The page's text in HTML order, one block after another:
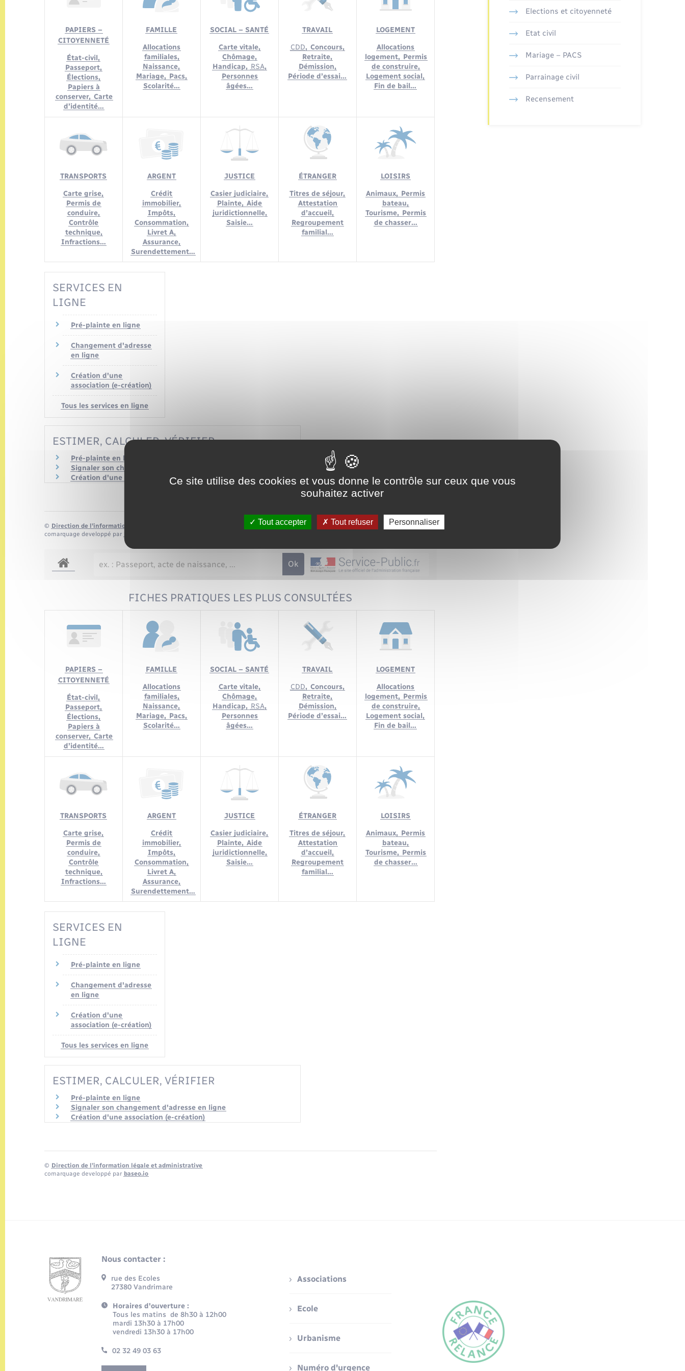
PAPIERS –
CITOYENNETÉ
État-civil,
Passeport,
Élections,
Papiers à
conserver, Carte
d’identité…
FAMILLE
Allocations
familiales,
Naissance,
Mariage, Pacs,
Scolarité…
SOCIAL – SANTÉ
Carte vitale,
Chômage,
Handicap, RSA,
Personnes
âgées…
TRAVAIL
CDD, Concours,
Retraite,
Démission,
Période d’essai…
LOGEMENT
Allocations
logement, Permis
de construire,
Logement social,
Fin de bail…
TRANSPORTS
Carte grise,
Permis de
conduire,
Contrôle
technique,
Infractions…
ARGENT
Crédit
immobilier,
Impôts,
Consommation,
Livret A,
Assurance,
Surendettement…
JUSTICE
Casier judiciaire,
Plainte, Aide
juridictionnelle,
Saisie…
ÉTRANGER
Titres de séjour,
Attestation
d’accueil,
Regroupement
familial…
LOISIRS
Animaux, Permis
bateau,
Tourisme, Permis
de chasser…
SERVICES EN
LIGNE
Pré-plainte en ligne
Changement d'adresse
en ligne
Création d'une
association (e-création)
Tous les services en ligne
ESTIMER, CALCULER, VÉRIFIER
Pré-plainte en ligne
Signaler son changement d'adresse en ligne
Création d'une association (e-création)
© Direction de l’information légale et administrative
comarquage developpé par
FICHES PRATIQUES LES PLUS CONSULTÉES
PAPIERS –
CITOYENNETÉ
État-civil,
Passeport,
Élections,
Papiers à
conserver, Carte
d’identité…
FAMILLE
Allocations
familiales,
Naissance,
Mariage, Pacs,
Scolarité…
SOCIAL – SANTÉ
Carte vitale,
Chômage,
Handicap, RSA,
Personnes
âgées…
TRAVAIL
CDD, Concours,
Retraite,
Démission,
Période d’essai…
LOGEMENT
Allocations
logement, Permis
de construire,
Logement social,
Fin de bail…
TRANSPORTS
Carte grise,
Permis de
conduire,
Contrôle
technique,
Infractions…
ARGENT
Crédit
immobilier,
Impôts,
Consommation,
Livret A,
Assurance,
Surendettement…
JUSTICE
Casier judiciaire,
Plainte, Aide
juridictionnelle,
Saisie…
ÉTRANGER
Titres de séjour,
Attestation
d’accueil,
Regroupement
familial…
LOISIRS
Animaux, Permis
bateau,
Tourisme, Permis
de chasser…
SERVICES EN
LIGNE
Pré-plainte en ligne
Changement d'adresse
en ligne
Création d'une
association (e-création)
Tous les services en ligne
ESTIMER, CALCULER, VÉRIFIER
Pré-plainte en ligne
Signaler son changement d'adresse en ligne
Création d'une association (e-création)
© Direction de l’information légale et administrative
comarquage developpé par baseo.io
Elections et citoyenneté
Etat civil
Mariage – PACS
Parrainage civil
Recensement
Nous contacter :
rue des Ecoles
27380 Vandrimare
Horaires d'ouverture :
Tous les matins de 8h30 à 12h00
mardi 13h30 à 17h00
vendredi 13h30 à 17h00
02 32 49 03 63
Associations
Ecole
Urbanisme
Numéro d'urgence
Ce site utilise des cookies et vous donne le contrôle sur ceux que vous
souhaitez activer
Tout accepter Tout refuser Personnaliser